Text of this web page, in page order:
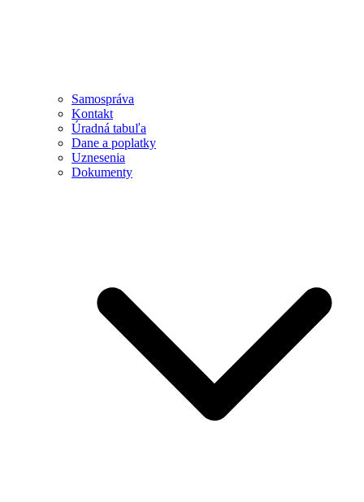
Samospráva
Kontakt
Úradná tabuľa
Dane a poplatky
Uznesenia
Dokumenty